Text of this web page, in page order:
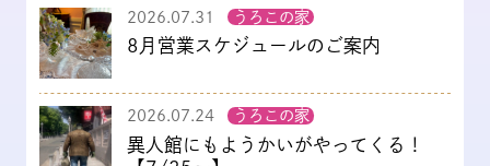
2026.07.31 うろこの家
8月営業スケジュールのご案内
2026.07.24 うろこの家
異人館にもようかいがやってくる！